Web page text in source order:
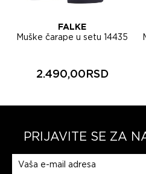
FALKE
Muške čarape u setu 14435
2.490,00RSD
PRIJAVITE SE ZA